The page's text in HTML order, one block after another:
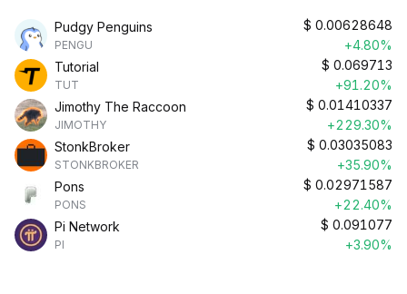
Pudgy Penguins
PENGU
$ 0.00628648
+4.80%
Tutorial
TUT
$ 0.069713
+91.20%
Jimothy The Raccoon
JIMOTHY
$ 0.01410337
+229.30%
StonkBroker
STONKBROKER
$ 0.03035083
+35.90%
Pons
PONS
$ 0.02971587
+22.40%
Pi Network
PI
$ 0.091077
+3.90%